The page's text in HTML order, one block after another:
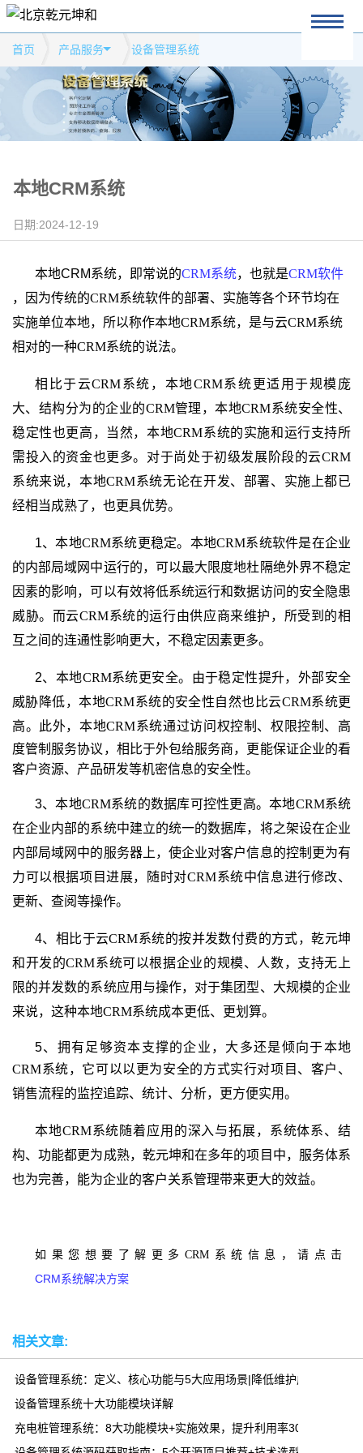
首页 产品服务 设备管理系统
本地CRM系统
日期:2024-12-19
本地CRM系统，即常说的CRM系统，也就是CRM软件
，因为传统的CRM系统软件的部署、实施等各个环节均在
实施单位本地，所以称作本地CRM系统，是与云CRM系统
相对的一种CRM系统的说法。
相比于云CRM系统，本地CRM系统更适用于规模庞
大、结构分为的企业的CRM管理，本地CRM系统安全性、
稳定性也更高，当然，本地CRM系统的实施和运行支持所
需投入的资金也更多。对于尚处于初级发展阶段的云CRM
系统来说，本地CRM系统无论在开发、部署、实施上都已
经相当成熟了，也更具优势。
1、本地CRM系统更稳定。本地CRM系统软件是在企业
的内部局域网中运行的，可以最大限度地杜隔绝外界不稳定
因素的影响，可以有效将低系统运行和数据访问的安全隐患
威胁。而云CRM系统的运行由供应商来维护，所受到的相
互之间的连通性影响更大，不稳定因素更多。
2、本地CRM系统更安全。由于稳定性提升，外部安全
威胁降低，本地CRM系统的安全性自然也比云CRM系统更
高。此外，本地CRM系统通过访问权控制、权限控制、 高
度管制服务协议，相比于外包给服务商，更能保证企业的看
客户资源、产品研发等机密信息的安全性。
3、本地CRM系统的数据库可控性更高。本地CRM系统
在企业内部的系统中建立的统一的数据库，将之架设在企业
内部局域网中的服务器上，使企业对客户信息的控制更为有
力可以根据项目进展，随时对CRM系统中信息进行修改、
更新、查阅等操作。
4、相比于云CRM系统的按并发数付费的方式，乾元坤
和开发的CRM系统可以根据企业的规模、人数，支持无上
限的并发数的系统应用与操作，对于集团型、大规模的企业
来说，这种本地CRM系统成本更低、更划算。
5、拥有足够资本支撑的企业，大多还是倾向于本地
CRM系统，它可以以更为安全的方式实行对项目、客户、
销售流程的监控追踪、统计、分析，更方便实用。
本地CRM系统随着应用的深入与拓展，系统体系、结
构、功能都更为成熟，乾元坤和在多年的项目中，服务体系
也为完善，能为企业的客户关系管理带来更大的效益。
如果您想要了解更多CRM系统信息，请点击
CRM系统解决方案
相关文章:
设备管理系统：定义、核心功能与5大应用场景|降低维护成本30%
设备管理系统十大功能模块详解
充电桩管理系统：8大功能模块+实施效果，提升利用率300%